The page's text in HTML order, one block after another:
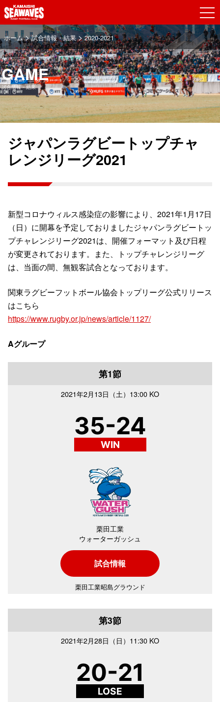
ホーム>試合情報・結果>2020-2021
GAME
試合情報・結果
ジャパンラグビートップチャ
レンジリーグ2021
新型コロナウィルス感染症の影響により、2021年1月17日
（日）に開幕を予定しておりましたジャパンラグビートッ
プチャレンジリーグ2021は、開催フォーマット及び日程
が変更されております。また、トップチャレンジリーグ
は、当面の間、無観客試合となっております。
関東ラグビーフットボール協会トップリーグ公式リリース
はこちら
https://www.rugby.or.jp/news/article/1127/
Aグループ
第1節
2021年2月13日（土） 13:00 KO
35-24
WIN
栗田工業
ウォーターガッシュ
試合情報
栗田工業昭島グラウンド
第3節
2021年2月28日（日） 11:30 KO
20-21
LOSE